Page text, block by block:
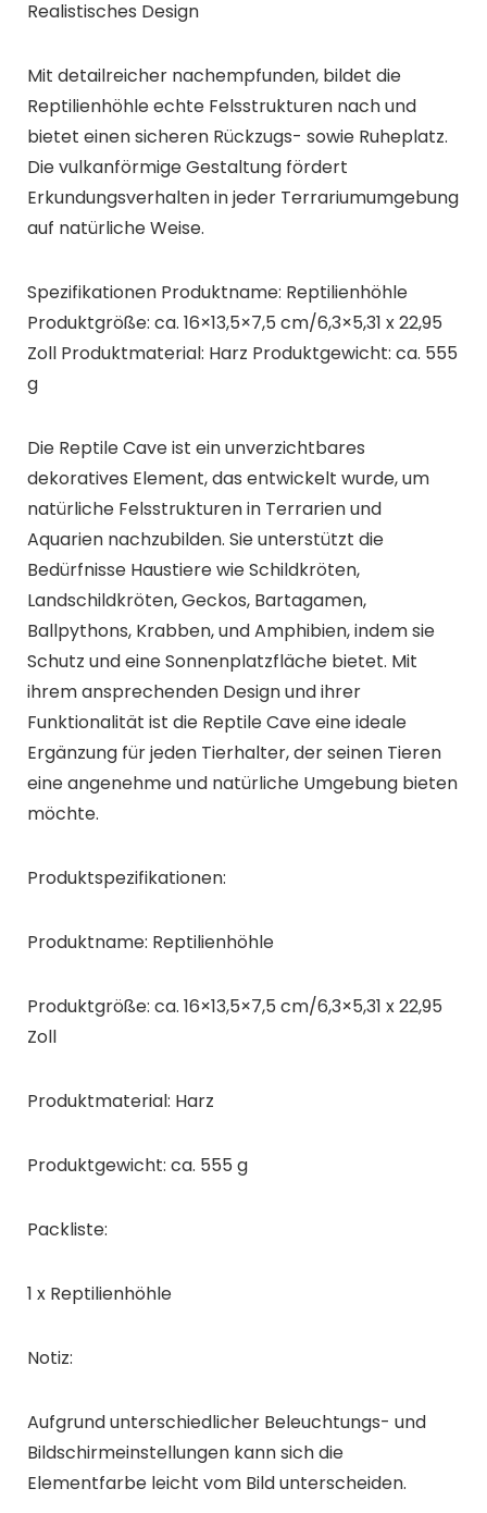
Realistisches Design
Mit detailreicher nachempfunden, bildet die
Reptilienhöhle echte Felsstrukturen nach und
bietet einen sicheren Rückzugs- sowie Ruheplatz.
Die vulkanförmige Gestaltung fördert
Erkundungsverhalten in jeder Terrariumumgebung
auf natürliche Weise.
Spezifikationen Produktname: Reptilienhöhle
Produktgröße: ca. 16×13,5×7,5 cm/6,3×5,31 x 22,95
Zoll Produktmaterial: Harz Produktgewicht: ca. 555
g
Die Reptile Cave ist ein unverzichtbares
dekoratives Element, das entwickelt wurde, um
natürliche Felsstrukturen in Terrarien und
Aquarien nachzubilden. Sie unterstützt die
Bedürfnisse Haustiere wie Schildkröten,
Landschildkröten, Geckos, Bartagamen,
Ballpythons, Krabben, und Amphibien, indem sie
Schutz und eine Sonnenplatzfläche bietet. Mit
ihrem ansprechenden Design und ihrer
Funktionalität ist die Reptile Cave eine ideale
Ergänzung für jeden Tierhalter, der seinen Tieren
eine angenehme und natürliche Umgebung bieten
möchte.
Produktspezifikationen:
Produktname: Reptilienhöhle
Produktgröße: ca. 16×13,5×7,5 cm/6,3×5,31 x 22,95
Zoll
Produktmaterial: Harz
Produktgewicht: ca. 555 g
Packliste:
1 x Reptilienhöhle
Notiz:
Aufgrund unterschiedlicher Beleuchtungs- und
Bildschirmeinstellungen kann sich die
Elementfarbe leicht vom Bild unterscheiden.